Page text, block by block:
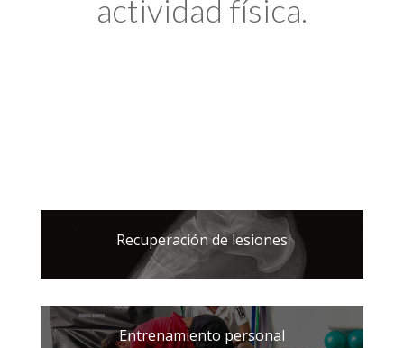
actividad física.
Recuperación de lesiones
Entrenamiento personal